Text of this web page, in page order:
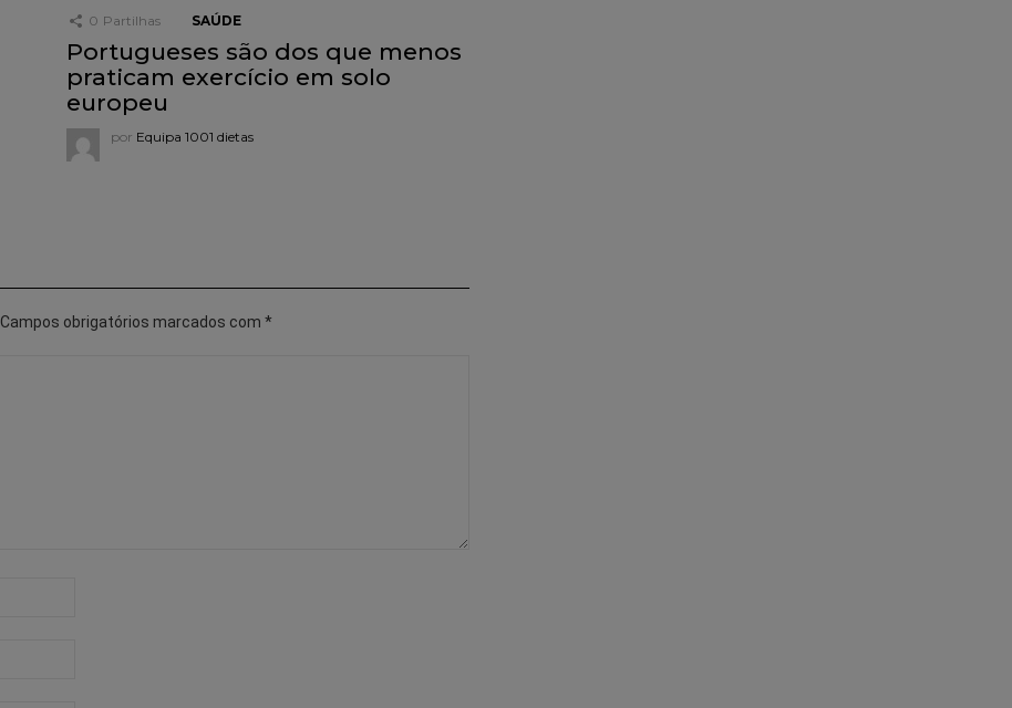
0 Partilhas SAÚDE
Portugueses são dos que menos
praticam exercício em solo
europeu
por Equipa 1001 dietas
Campos obrigatórios marcados com *